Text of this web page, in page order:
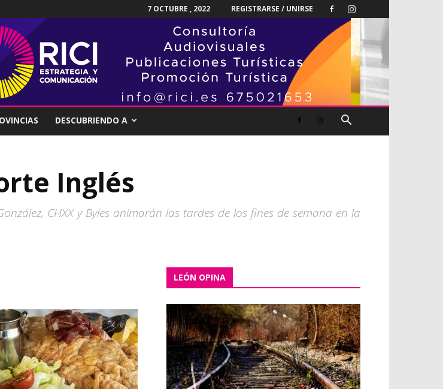
7 OCTUBRE , 2022 REGISTRARSE / UNIRSE
DESCUBRIENDO A
Inglés
CHXX y Byles animarán las tardes de los fines de semana en la
LEÓN OPINA